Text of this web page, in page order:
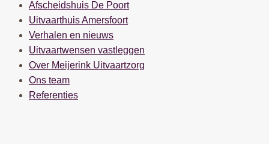
Afscheidshuis De Poort
Uitvaarthuis Amersfoort
Verhalen en nieuws
Uitvaartwensen vastleggen
Over Meijerink Uitvaartzorg
Ons team
Referenties